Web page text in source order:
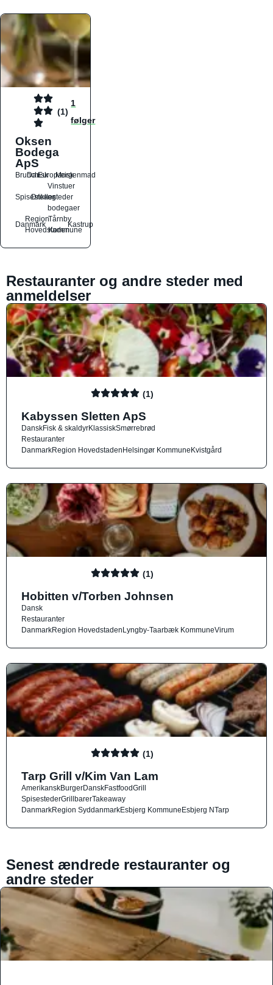
(1)
1
følger
Oksen
Bodega
ApS
Brunch
DanskEuropæiskMorgenmad
Spisesteder
Drikkesteder
Vinstuer
og
bodegaer
Danmark
Region
Hovedstaden
Tårnby
Kommune
Kastrup
Restauranter og andre steder med
anmeldelser
(1)
Kabyssen Sletten ApS
DanskFisk & skaldyrKlassiskSmørrebrød
Restauranter
DanmarkRegion HovedstadenHelsingør KommuneKvistgård
(1)
Hobitten v/Torben Johnsen
Dansk
Restauranter
DanmarkRegion HovedstadenLyngby-Taarbæk KommuneVirum
(1)
Tarp Grill v/Kim Van Lam
AmerikanskBurgerDanskFastfoodGrill
SpisestederGrillbarerTakeaway
DanmarkRegion SyddanmarkEsbjerg KommuneEsbjerg NTarp
Senest ændrede restauranter og
andre steder